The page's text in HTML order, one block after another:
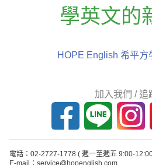
學英文的
HOPE English 希平方
加入我們 / 追
電話：02-2727-1778 ( 週一至週五 9:00-
E-mail：service@hopenglish.com